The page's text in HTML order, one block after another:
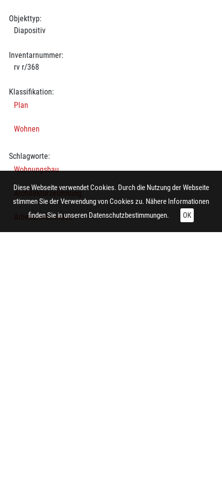
Objekttyp:
Diapositiv
Inventarnummer:
rv r/368
Klassifikation:
Plan
Wohnen
Schlagworte:
Wohnungsbau
Architekturzeichnung
Arbeiterwohnhaus
Diese Webseite verwendet Cookies. Durch die Nutzung der Webseite
stimmen Sie der Verwendung von Cookies zu. Nähere Informationen
finden Sie in unseren Datenschutzbestimmungen. OK